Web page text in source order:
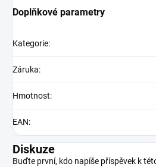
Doplňkové parametry
Kategorie:
Záruka:
Hmotnost:
EAN:
Diskuze
Buďte první, kdo napíše příspěvek k